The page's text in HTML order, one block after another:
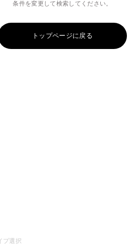
条件を変更して検索してください。
トップページに戻る
プ選択